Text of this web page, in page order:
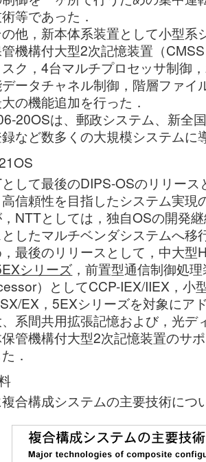
等であった．
他，新本体系装置として小型系
機構付大型2次記憶装置（
ク，4台マルチプロセッサ制御
ータチャネル制御，階層ファイ
の機能追加を行った．
20OSは、郵政システム、新全
など数多くの大規模システムに
して最後のDIPS-OSのリリー
信頼性を目指したシステム実現
NTTとしては，独自OSの開発
したマルチベンダシステムへ移
最後のリリースとして，中大型
シリーズ ，前置型通信制御処
）としてCCP-IEX/IIEX，小
EX，5EXシリーズを対象にア
系間共用拡張記憶および，光デ
管機構付大型2次記憶装置のサ
．
合構成システムの主要技術につ